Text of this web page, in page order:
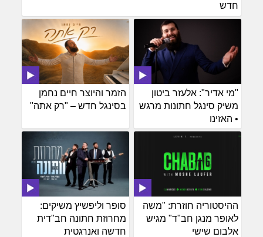
חדש
הזמר והיוצר חיים נחמן
בסינגל חדש – "רק אתה"
"מי אדיר": אלעזר ביטון
משיק סינגל חתונות מרגש
• האזינו
סופר וליפשיץ משיקים:
מחרוזת חתונה חב"דית
חדשה ואנרגטית
ההיסטוריה חוזרת: "משה
לאופר מנגן חב"ד" מגיש
אלבום שישי